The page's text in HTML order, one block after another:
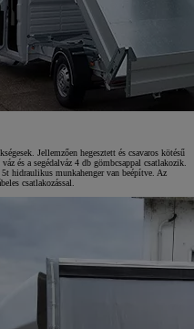
Jellemzően hegesztett és csavaros kötésű
és a segédalváz 4 db gömbcsappal csatlakozik.
hidraulikus munkahenger van beépítve. Az
csatlakozással.